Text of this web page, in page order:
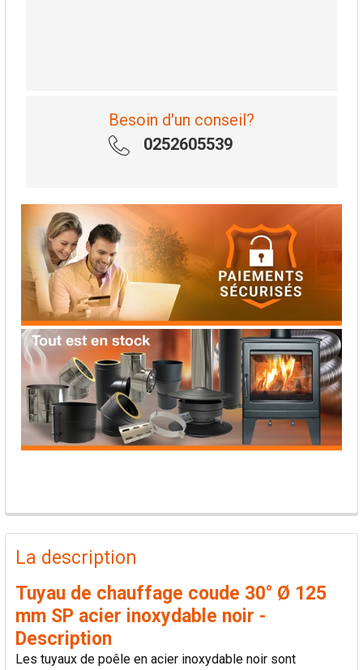
Besoin d'un conseil?
0252605539
PRODUITS
FRÉQUEMMENT
ACHETÉS
TOUT
SÉLECTIONNER
La description
Tuyau de chauffage coude 30° Ø 125
mm SP acier inoxydable noir -
Description
Les tuyaux de poêle en acier inoxydable noir sont